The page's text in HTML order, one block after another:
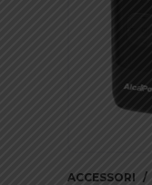
ACCESSORI